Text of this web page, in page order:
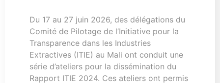
Du 17 au 27 juin 2026, des délégations du
Comité de Pilotage de l’Initiative pour la
Transparence dans les Industries
Extractives (ITIE) au Mali ont conduit une
série d’ateliers pour la dissémination du
Rapport ITIE 2024. Ces ateliers ont permis